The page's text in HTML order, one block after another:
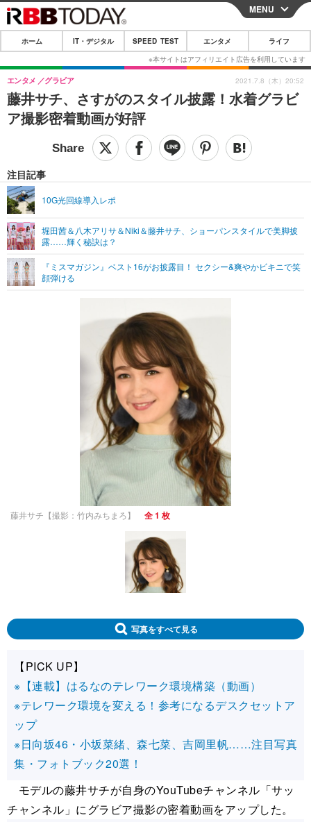
CLOSE
ホーム
IT・デジタル
IT・デジタルTOP スマートフォン
ショッピング その他
SPEED TEST
エンタメTOP 映画・ドラマ
グラビア
ショッピング その他
ライフTOP
その他
リリース一覧
プッシュ通知の停止方法
MENU
ホーム IT・デジタル SPEED TEST エンタメ ライフ
藤井サチ、さすがのスタイル披露！水着グラビ
ア撮影密着動画が好評
エンタメ グラビア
注目記事
10G光回線導入レポ
堀田茜＆八木アリサ＆Niki＆藤井サチ、ショーパンスタイルで美脚披
露……輝く秘訣は？
『ミスマガジン』ベスト16がお披露目！ セクシー&爽やかビキニで笑
顔弾ける
2021.7.8（木）20:52
藤井サチ【撮影：竹内みちまろ】 全 1 枚
写真をすべて見る
【PICK UP】
※【連載】はるなのテレワーク環境構築（動画）
※テレワーク環境を変える！参考になるデスクセットア
ップ
※日向坂46・小坂菜緒、森七菜、吉岡里帆……注目写真
集・フォトブック20選！
モデルの藤井サチが自身のYouTubeチャンネル「サッ
チャンネル」にグラビア撮影の密着動画をアップした。